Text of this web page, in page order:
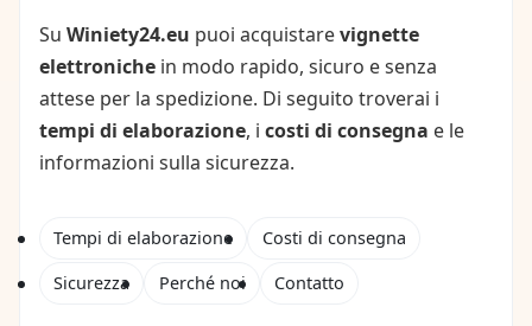
Su Winiety24.eu puoi acquistarevignette
elettroniche in modo rapido, sicuro e senza
attese per la spedizione. Di seguito troverai i
tempi di elaborazione, i costi di consegna e le
informazioni sulla sicurezza.
Tempi di elaborazione
Costi di consegna
Sicurezza
Perché noi Contatto